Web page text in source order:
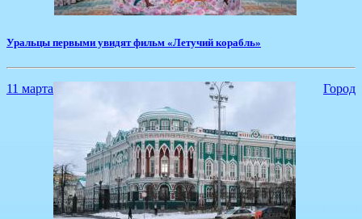
Уральцы первыми увидят фильм «Летучий корабль»
11 марта Город